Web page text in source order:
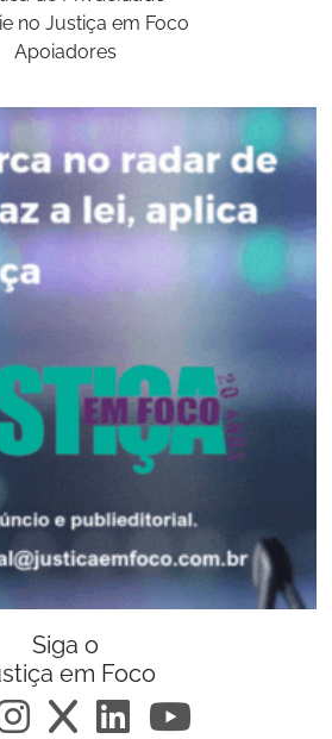
no Justiça em Foco
Apoiadores
Siga o
em Foco